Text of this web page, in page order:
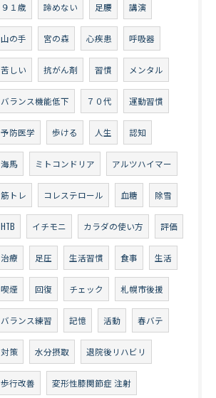
９１歳 諦めない 足腰 講演
山の手 宮の森 心疾患 呼吸器
苦しい 抗がん剤 習慣 メンタル
バランス機能低下 ７０代 運動習慣
予防医学 歩ける 人生 認知
海馬 ミトコンドリア アルツハイマー
筋トレ コレステロール 血糖 除雪
HTB イチモニ カラダの使い方 評価
治療 足圧 生活習慣 食事 生活
喫煙 回復 チェック 札幌市後援
バランス練習 記憶 活動 春バテ
対策 水分摂取 退院後リハビリ
歩行改善 変形性膝関節症 注射